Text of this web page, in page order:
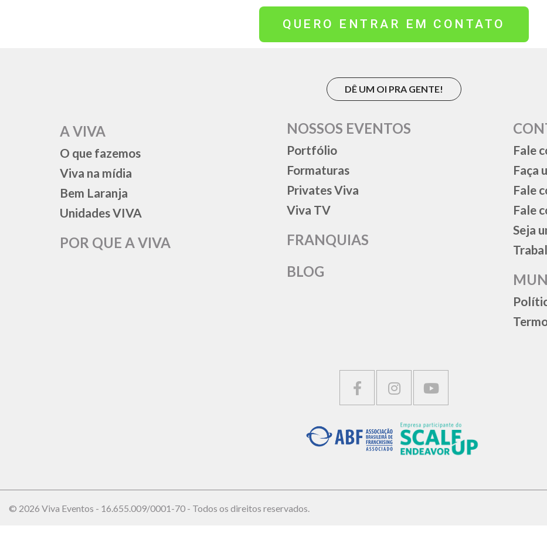
QUERO ENTRAR EM CONTATO
DÊ UM OI PRA GENTE!
A VIVA
O que fazemos
Viva na mídia
Bem Laranja
Unidades VIVA
POR QUE A VIVA
NOSSOS EVENTOS
Portfólio
Formaturas
Privates Viva
Viva TV
FRANQUIAS
BLOG
Fale
Faça
Fale
Fale
Seja
© 2026 Viva Eventos - 16.655.009/0001-70 - Todos os direitos reservados.